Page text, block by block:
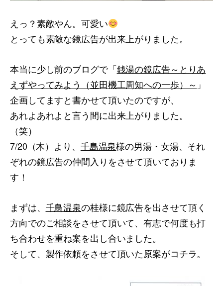
えっ？素敵やん。可愛い
とっても素敵な鏡広告が出来上がりました。
本当に少し前のブログで「銭湯の鏡広告～とりあ
えずやってみよう（並田機工周知への一歩）～ 」
企画してますと書かせて頂いたのですが、
あれよあれよと言う間に出来上がりました。
（笑）
7/20（木）より、 千島温泉様の男湯・女湯、それ
ぞれの鏡広告の仲間入りをさせて頂いておりま
す！
まずは、 千鳥温泉の桂様に鏡広告を出させて頂く
方向でのご相談をさせて頂いて、有志で何度も打
ち合わせを重ね案を出し合いました。
そして、製作依頼をさせて頂いた原案がコチラ。